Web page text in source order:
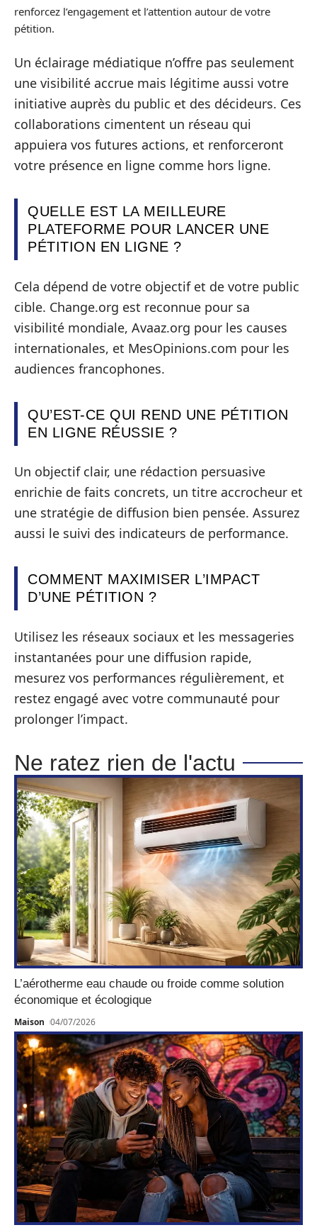
renforcez l’engagement et l’attention autour de votre
pétition.
Un éclairage médiatique n’offre pas seulement
une visibilité accrue mais légitime aussi votre
initiative auprès du public et des décideurs. Ces
collaborations cimentent un réseau qui
appuiera vos futures actions, et renforceront
votre présence en ligne comme hors ligne.
QUELLE EST LA MEILLEURE
PLATEFORME POUR LANCER UNE
PÉTITION EN LIGNE ?
Cela dépend de votre objectif et de votre public
cible. Change.org est reconnue pour sa
visibilité mondiale, Avaaz.org pour les causes
internationales, et MesOpinions.com pour les
audiences francophones.
QU’EST-CE QUI REND UNE PÉTITION
EN LIGNE RÉUSSIE ?
Un objectif clair, une rédaction persuasive
enrichie de faits concrets, un titre accrocheur et
une stratégie de diffusion bien pensée. Assurez
aussi le suivi des indicateurs de performance.
COMMENT MAXIMISER L’IMPACT
D’UNE PÉTITION ?
Utilisez les réseaux sociaux et les messageries
instantanées pour une diffusion rapide,
mesurez vos performances régulièrement, et
restez engagé avec votre communauté pour
prolonger l’impact.
Ne ratez rien de l'actu
L’aérotherme eau chaude ou froide comme solution
économique et écologique
Maison 04/07/2026